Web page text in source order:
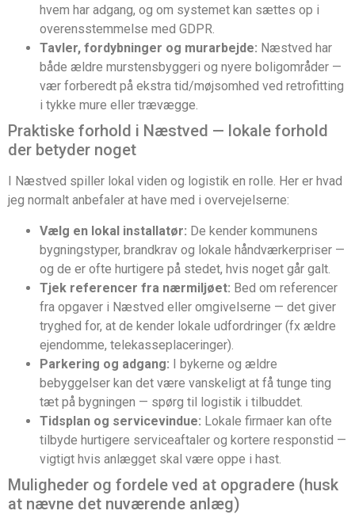
hvem har adgang, og om systemet kan sættes op i
overensstemmelse med GDPR.
Tavler, fordybninger og murarbejde: Næstved har
både ældre murstensbyggeri og nyere boligområder —
vær forberedt på ekstra tid/møjsomhed ved retrofitting
i tykke mure eller trævægge.
Praktiske forhold i Næstved — lokale forhold
der betyder noget
I Næstved spiller lokal viden og logistik en rolle. Her er hvad
jeg normalt anbefaler at have med i overvejelserne:
Vælg en lokal installatør: De kender kommunens
bygningstyper, brandkrav og lokale håndværkerpriser —
og de er ofte hurtigere på stedet, hvis noget går galt.
Tjek referencer fra nærmiljøet: Bed om referencer
fra opgaver i Næstved eller omgivelserne — det giver
tryghed for, at de kender lokale udfordringer (fx ældre
ejendomme, telekasseplaceringer).
Parkering og adgang: I bykerne og ældre
bebyggelser kan det være vanskeligt at få tunge ting
tæt på bygningen — spørg til logistik i tilbuddet.
Tidsplan og servicevindue: Lokale firmaer kan ofte
tilbyde hurtigere serviceaftaler og kortere responstid —
vigtigt hvis anlægget skal være oppe i hast.
Muligheder og fordele ved at opgradere (husk
at nævne det nuværende anlæg)